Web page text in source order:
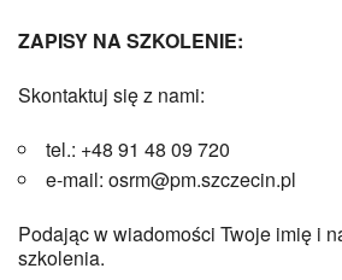
ZAPISY NA SZKOLENIE:
Skontaktuj się z nami:
tel.: +48 91 48 09 720
e-mail: osrm@pm.szczecin.pl
Podając w wiadomości Twoje imię i
szkolenia.